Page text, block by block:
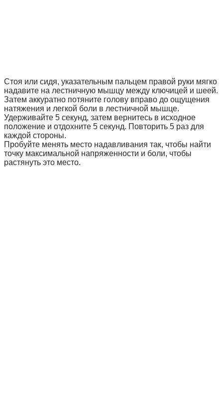
Стоя или сидя, указательным пальцем правой руки мягко
надавите на лестничную мышцу между ключицей и шеей.
Затем аккуратно потяните голову вправо до ощущения
натяжения и легкой боли в лестничной мышце.
Удерживайте 5 секунд, затем вернитесь в исходное
положение и отдохните 5 секунд. Повторить 5 раз для
каждой стороны.
Пробуйте менять место надавливания так, чтобы найти
точку максимальной напряженности и боли, чтобы
растянуть это место.